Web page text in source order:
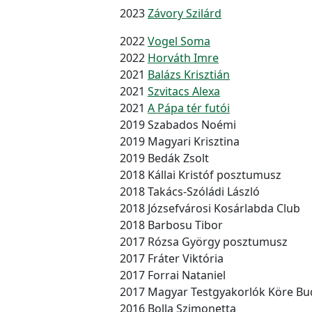
2023Závory Szilárd
2022Vogel Soma
2022 Horváth Imre
2021 Balázs Krisztián
2021 Szvitacs Alexa
2021 A Pápa tér futói
2019 Szabados Noémi
2019 Magyari Krisztina
2019 Bedák Zsolt
2018 Kállai Kristóf posztumusz
2018 Takács-Szóládi László
2018 Józsefvárosi Kosárlabda Club
2018 Barbosu Tibor
2017 Rózsa György posztumusz
2017 Fráter Viktória
2017 Forrai Nataniel
2017 Magyar Testgyakorlók Köre
2016 Bolla Szimonetta